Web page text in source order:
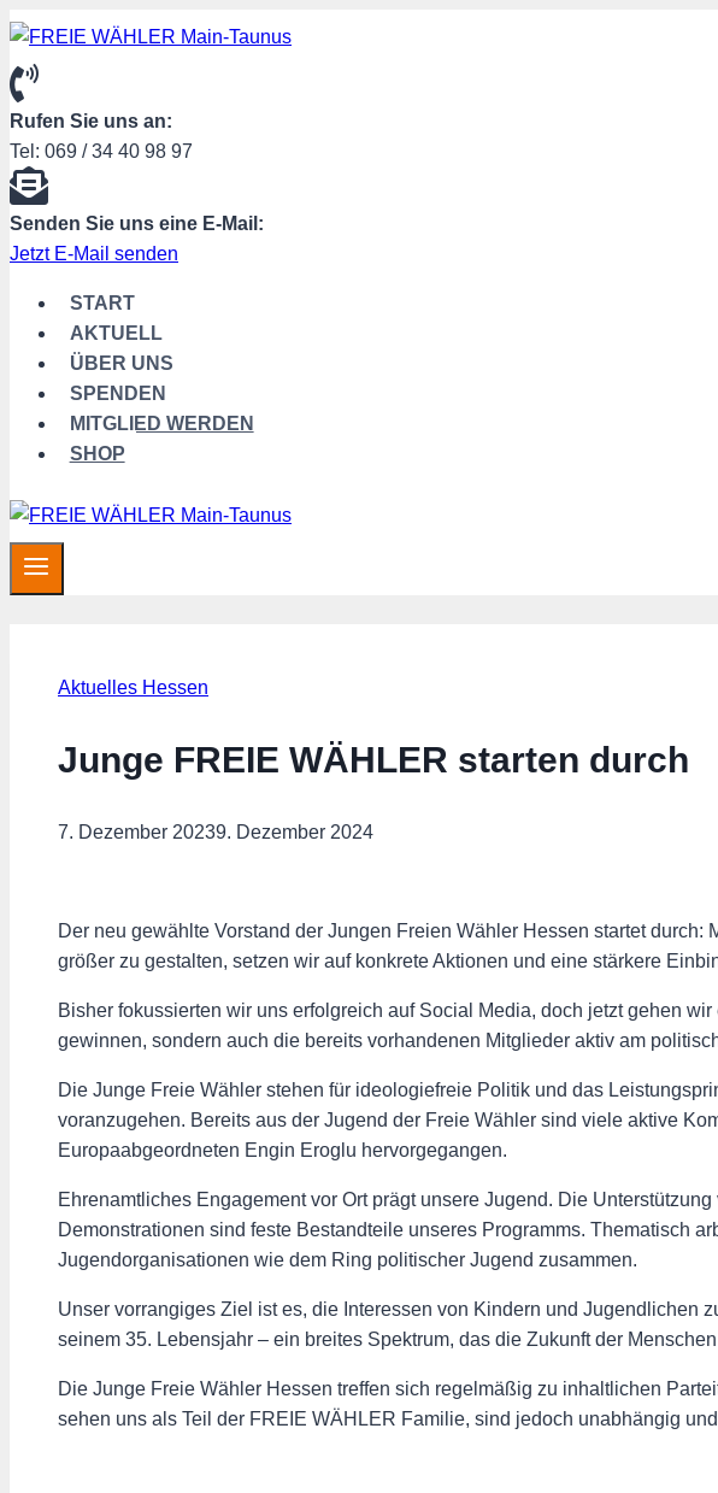
Zum
springen
Rufen Sie uns an:
Tel: 069 / 34 40 98 97
Senden Sie uns eine E-Mail:
Jetzt E-Mail senden
START
AKTUELL
ÜBER UNS
SPENDEN
MITGLIED WERDEN
SHOP
Aktuelles Hessen
Junge FREIE WÄHLER starten durch
7. Dezember 20239. Dezember 2024
Der neu gewählte Vorstand der Jungen Freien Wähler Hessen startet
größer zu gestalten, setzen wir auf konkrete Aktionen und eine stärkere
Bisher fokussierten wir uns erfolgreich auf Social Media, doch jetzt gehen
gewinnen, sondern auch die bereits vorhandenen Mitglieder aktiv am
Die Junge Freie Wähler stehen für ideologiefreie Politik und das
voranzugehen. Bereits aus der Jugend der Freie Wähler sind viele aktive
Europaabgeordneten Engin Eroglu hervorgegangen.
Ehrenamtliches Engagement vor Ort prägt unsere Jugend. Die
Demonstrationen sind feste Bestandteile unseres Programms. Thematisch
Jugendorganisationen wie dem Ring politischer Jugend zusammen.
Unser vorrangiges Ziel ist es, die Interessen von Kindern und Jugendlichen
seinem 35. Lebensjahr – ein breites Spektrum, das die Zukunft der
Die Junge Freie Wähler Hessen treffen sich regelmäßig zu inhaltlichen
sehen uns als Teil der FREIE WÄHLER Familie, sind jedoch unabhängig